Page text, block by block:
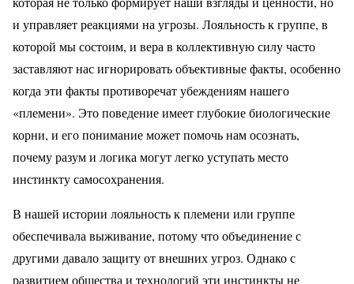
и управляет реакциями на угрозы. Лояльность к группе, в
которой мы состоим, и вера в коллективную силу часто
заставляют нас игнорировать объективные факты, особенно
когда эти факты противоречат убеждениям нашего
«племени». Это поведение имеет глубокие биологические
корни, и его понимание может помочь нам осознать,
почему разум и логика могут легко уступать место
инстинкту самосохранения.
В нашей истории лояльность к племени или группе
обеспечивала выживание, потому что объединение с
другими давало защиту от внешних угроз. Однако с
развитием общества и технологий эти инстинкты не